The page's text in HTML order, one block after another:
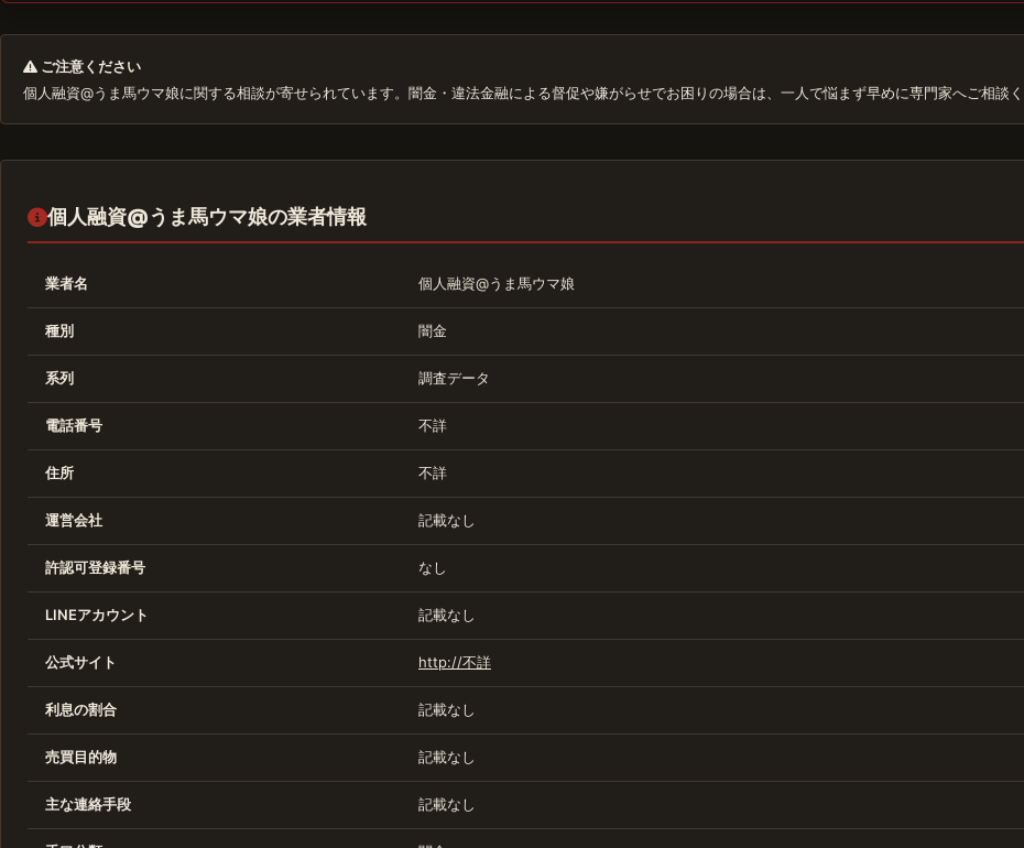
ご注意ください
個人融資@うま馬ウマ娘に関する相談が寄せられています。闇金・違法金融による督促や嫌がらせでお困りの場合は、一人で悩まず早めに専門家へご相談く
個人融資@うま馬ウマ娘の業者情報
業者名 個人融資@うま馬ウマ娘
種別 闇金
系列 調査データ
電話番号 不詳
住所 不詳
運営会社 記載なし
許認可登録番号 なし
LINEアカウント 記載なし
公式サイト http://不詳
利息の割合 記載なし
売買目的物 記載なし
主な連絡手段 記載なし